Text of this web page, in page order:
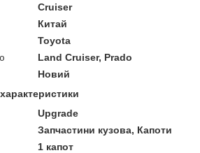
Cruiser
Китай
Toyota
Land Cruiser, Prado
Новий
Upgrade
Запчастини кузова, Капоти
1 капот